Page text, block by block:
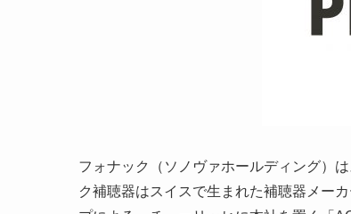
フォナック（ソノヴァホールディング）
ク補聴器はスイスで生まれた補聴器メー